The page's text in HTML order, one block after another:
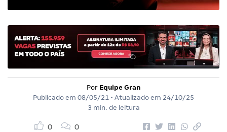
Por Equipe Gran
Publicado em 08/05/21 • Atualizado em 24/10/25
3 min. de leitura
0 0